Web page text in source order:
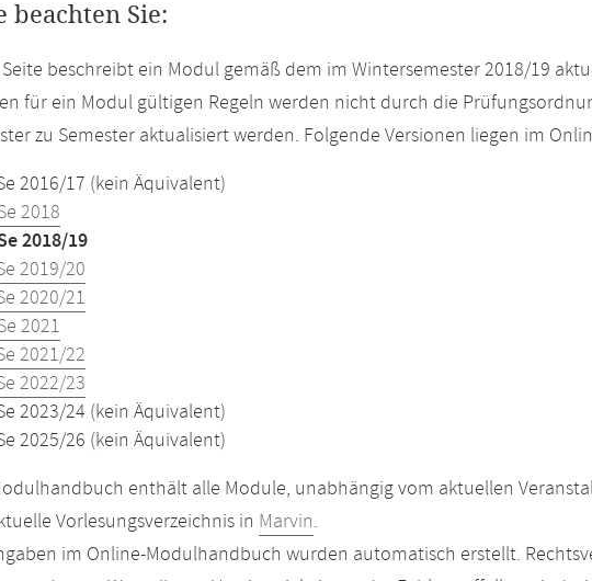
beachten Sie:
Seite beschreibt ein Modul gemäß dem im Wintersemester 2018/19
für ein Modul gültigen Regeln werden nicht durch die
zu Semester aktualisiert werden. Folgende Versionen liegen im
2016/17 (kein Äquivalent)
2018
2018/19
2019/20
2020/21
2021
2021/22
2022/23
2023/24 (kein Äquivalent)
2025/26 (kein Äquivalent)
enthält alle Module, unabhängig vom aktuellen
Vorlesungsverzeichnis in Marvin.
im Online-Modulhandbuch wurden automatisch erstellt.